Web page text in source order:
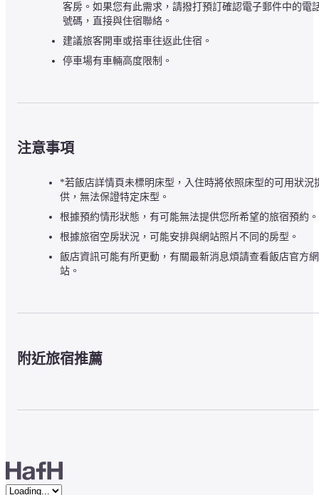
客房。如果您有此需求，請撥打預訂確認電子郵件中的電
號碼，直接與住宿聯絡。
建議旅客開車或搭車往返此住宿。
停車場有車輛高度限制。
注意事項
*若飯店詳情頁未標明床型，入住時將依照床型的可用狀況
供，無法保證特定床型。
根據預約情形狀態，有可能無法提供您所希望的旅宿預約。
根據旅宿空房狀況，可能安排與網站照片不同的房型。
飯店資訊可能有所更動，有關最新消息煩請查看飯店官方網
站。
附近旅宿推薦